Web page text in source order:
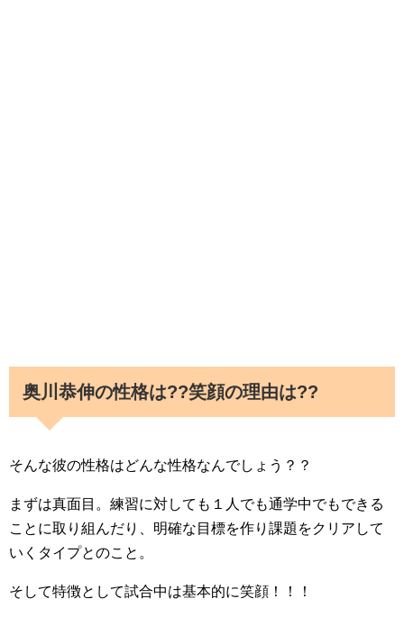
奥川恭伸の性格は??笑顔の理由は??
そんな彼の性格はどんな性格なんでしょう？？
まずは真面目。練習に対しても１人でも通学中でもできる
ことに取り組んだり、明確な目標を作り課題をクリアして
いくタイプとのこと。
そして特徴として試合中は基本的に笑顔！！！